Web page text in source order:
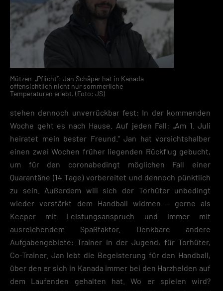
Mützen-„Pflicht“: Jan Schäper hat in Kanada
offensichtlich nicht nur sommerliche
Temperaturen erlebt. (Foto: JS)
stehen dennoch unverrückbar fest: In der kommenden
Woche geht es nach Hause. Auf jeden Fall: „Am 1. Juli
heiratet mein bester Freund.“ Jan hat vorsichtshalber
einen zwei Wochen früher liegenden Rückflug gebucht,
um für den coronabedingt möglichen Fall einer
Quarantäne (14 Tage) vorbereitet und dennoch pünktlich
zu sein. Außerdem will sich der Torhüter unbedingt
wieder verstärkt dem Handball widmen – gerne als
Keeper mit Leistungsanspruch und immer mit
ausreichendem Spaßfaktor. Denkbare andere
Aufgabengebiete: Trainer in der Jugend, für Torhüter,
Co-Trainer. Jan lebt die Begeisterung für den Handball,
über den er sich in Kanada immer bei den Harzhelden auf
dem Laufenden gehalten hat. Wo er spielen wird?